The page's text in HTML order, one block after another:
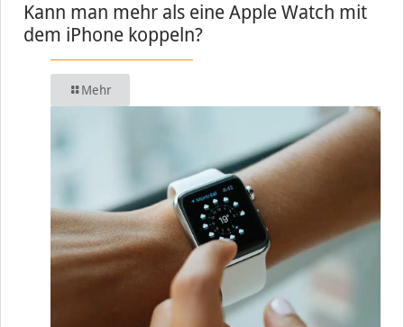
Kann man mehr als eine Apple Watch mit
dem iPhone koppeln?
Mehr